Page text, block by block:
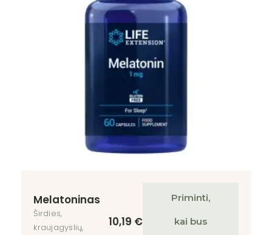
Melatoninas
Širdies,
kraujagyslių,
10,19 €
Priminti,
kai bus